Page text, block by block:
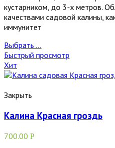
кустарником, до 3-х метров.
качествами садовой калины,
иммунитет
Выбрать ...
Быстрый просмотр
Хит
Закрыть
Калина Красная гроздь
700.00 Р